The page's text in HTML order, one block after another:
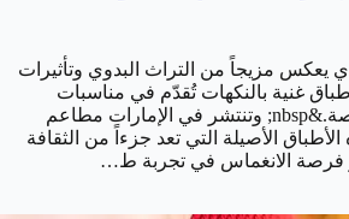
يعكس مزيجاً من التراث البدوي وتأثيرات
غنية بالنكهات تُقدّم في مناسبات
العائلة والاحتفالات الخاصة.&nbsp; وتنتشر في الإمارات مطاعم
الأصيلة التي تعد جزءاً من الثقافة
فرصة الانغماس في تجربة ط…